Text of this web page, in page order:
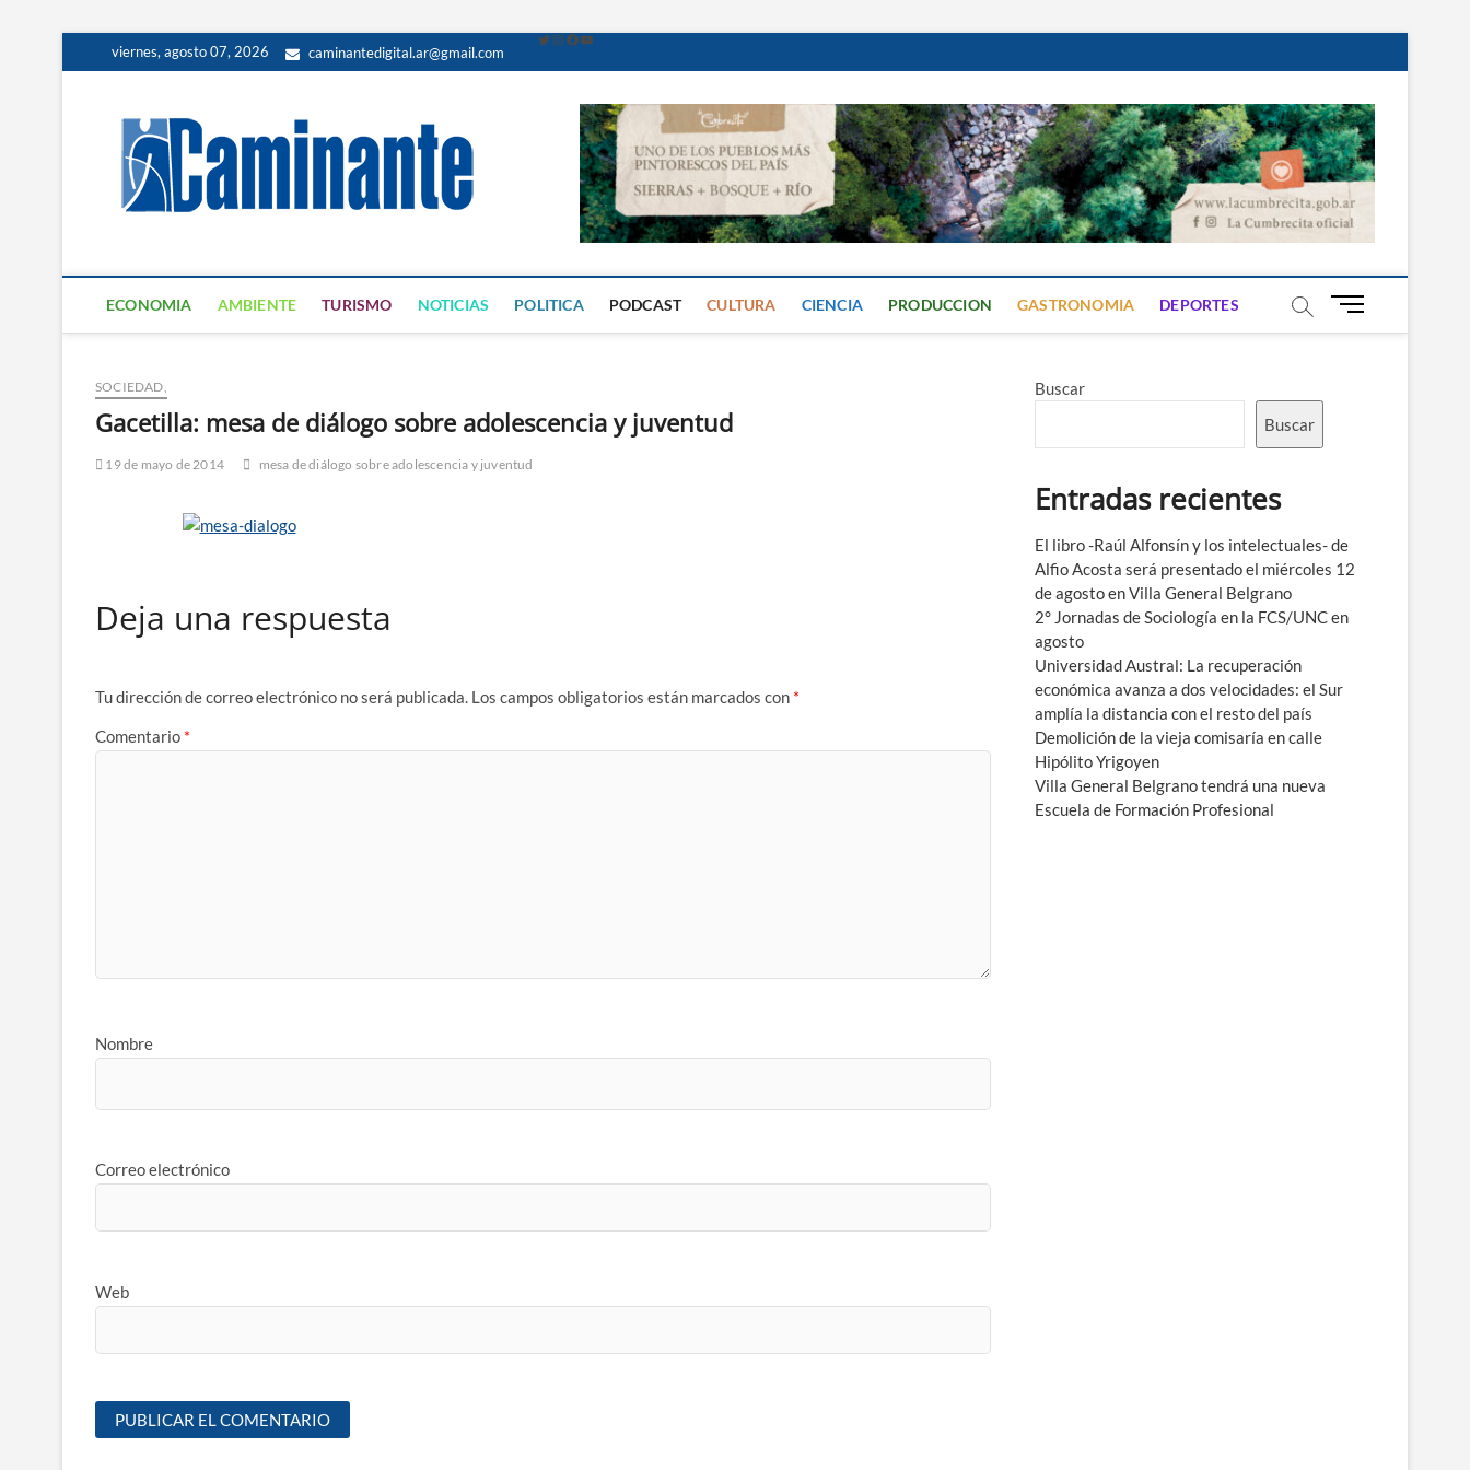
viernes, agosto 07, 2026 caminantedigital.ar@gmail.com
Caminante Digital
PERIÓDICO DIGITAL DEL VALLE DE CALAMUCHITA
ECONOMIA AMBIENTE TURISMO NOTICIAS POLITICA PODCAST CULTURA CIENCIA PRODUCCION GASTRONOMIA DEPORTES
B
ú
SOCIEDAD,
Gacetilla: mesa de diálogo sobre adolescencia y juventud
19 de mayo de 2014 mesa de diálogo sobre adolescencia y juventud
Deja una respuesta
Tu dirección de correo electrónico no será publicada. Los campos obligatorios están marcados con *
Comentario *
Nombre
Correo electrónico
Web
Buscar
Buscar
Entradas recientes
El libro -Raúl Alfonsín y los intelectuales- de
Alfio Acosta será presentado el miércoles 12
de agosto en Villa General Belgrano
2° Jornadas de Sociología en la FCS/UNC en
agosto
Universidad Austral: La recuperación
económica avanza a dos velocidades: el Sur
amplía la distancia con el resto del país
Demolición de la vieja comisaría en calle
Hipólito Yrigoyen
Villa General Belgrano tendrá una nueva
Escuela de Formación Profesional